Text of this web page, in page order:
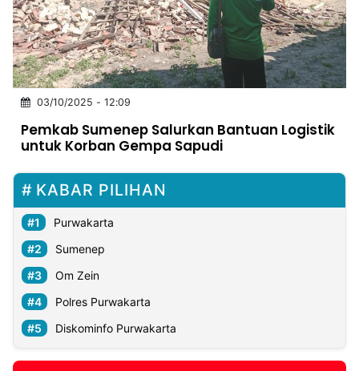
INDONESIA
Partner
NTB
Time
IDN
Jogja
Rakyat
News
Notice
Baru
Follow
Kabarbaru
03/10/2025 - 12:09
Pemkab Sumenep Salurkan Bantuan Logistik
untuk Korban Gempa Sapudi
KABAR PILIHAN
Purwakarta
Sumenep
Om Zein
Polres Purwakarta
Diskominfo Purwakarta